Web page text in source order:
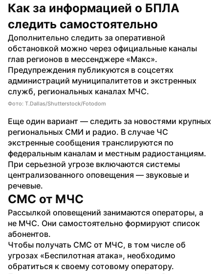
Как за информацией о БПЛА
следить самостоятельно
Дополнительно следить за оперативной
обстановкой можно через официальные каналы
глав регионов в мессенджере «Макс».
Предупреждения публикуются в соцсетях
администраций муниципалитетов и экстренных
служб, региональных каналах МЧС.
Фото: T.Dallas/Shutterstock/Fotodom
Еще один вариант — следить за новостями крупных
региональных СМИ и радио. В случае ЧС
экстренные сообщения транслируются по
федеральным каналам и местным радиостанциям.
При серьезной угрозе включаются системы
централизованного оповещения — звуковые и
речевые.
СМС от МЧС
Рассылкой оповещений занимаются операторы, а
не МЧС. Они самостоятельно формируют список
абонентов.
Чтобы получать СМС от МЧС, в том числе об
угрозах «Беспилотная атака», необходимо
обратиться к своему сотовому оператору.